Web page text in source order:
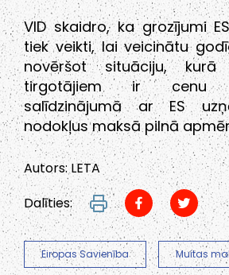
VID skaidro, ka grozījumi
tiek veikti, lai veicinātu
novēršot situāciju,
tirgotājiem ir cenu
salīdzinājumā ar ES
nodokļus maksā pilnā
Autors: LETA
Dalīties:
Eiropas Savienība Muitas